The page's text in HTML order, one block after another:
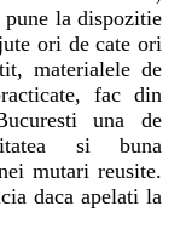
pune la dispozitie
ori de cate ori
materialele de
fac din
una de
si buna
mutari reusite.
daca apelati la